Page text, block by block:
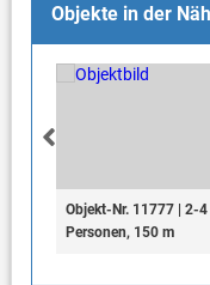
Objekte in der
Objekt-Nr. 11777 | 2-4
Personen, 150 m